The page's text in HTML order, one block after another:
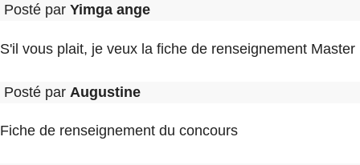
Posté par Yimga ange
S'il vous plait, je veux la fiche de renseignement Master
Posté par Augustine
Fiche de renseignement du concours